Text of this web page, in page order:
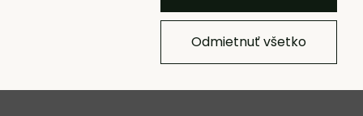
Kreslo Buur Raw Bouclé –
Odmietnuť všetko